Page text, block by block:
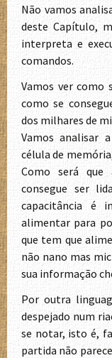
Não vamos
deste Capítulo,
interpreta e
comandos.
Vamos ver como
como se
dos milhares de
Vamos analisar
célula de
Como será que
consegue ser
capacitância é
alimentar para
que tem que
não nano mas
sua informação
Por outra
despejado num
se notar, isto é,
partida não